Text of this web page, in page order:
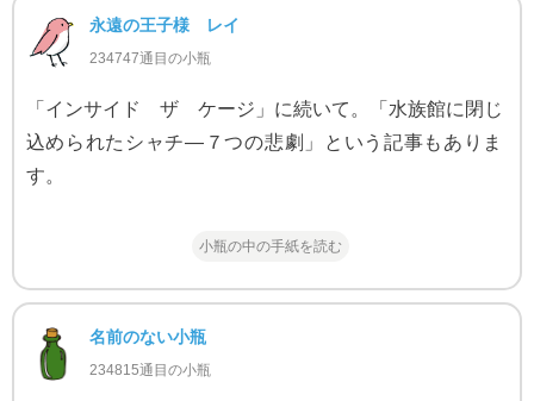
永遠の王子様 レイ
234747通目の小瓶
「インサイド ザ ケージ」に続いて。「水族館に閉じ
込められたシャチ―７つの悲劇」という記事もありま
す。
小瓶の中の手紙を読む
名前のない小瓶
234815通目の小瓶